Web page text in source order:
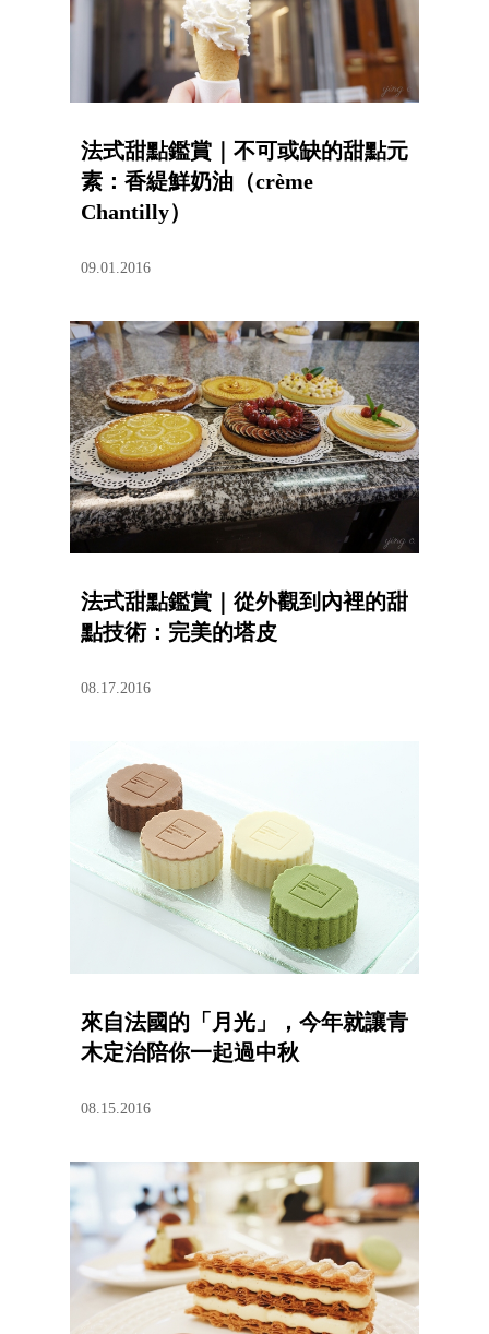
法式甜點鑑賞｜不可或缺的甜點元
素：香緹鮮奶油（crème
Chantilly）
09.01.2016
法式甜點鑑賞｜從外觀到內裡的甜
點技術：完美的塔皮
08.17.2016
來自法國的「月光」，今年就讓青
木定治陪你一起過中秋
08.15.2016